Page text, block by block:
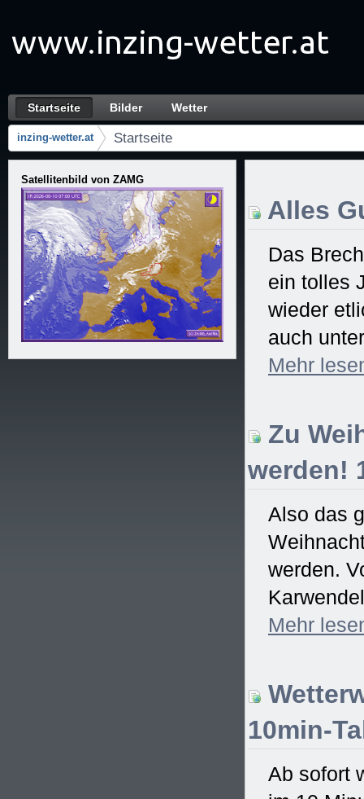
Startseite
Navigation
Startseite Bilder Wetter
Brotkrumen (Wo bin ich?)
inzing-wetter.at Startseite
Satellitenbild von ZAMG
Alles
Das
ein tolles
wieder
auch
Mehr
Zu
werden!
Also das
werden.
Mehr
10min-
Ab sofort